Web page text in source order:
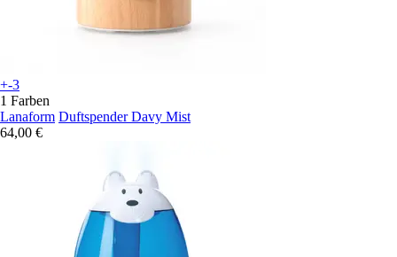
+-3
1 Farben
Lanaform Duftspender Davy Mist
64,00 €